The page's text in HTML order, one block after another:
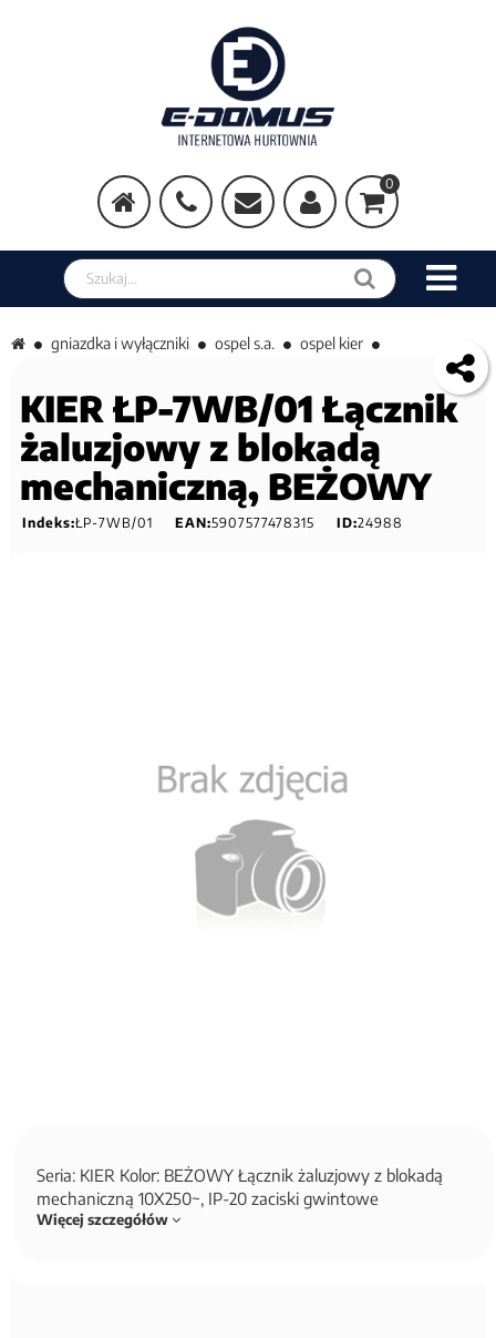
0
Szukaj w sklepie
gniazdka i wyłączniki ospel s.a. ospel kier
KIER ŁP-7WB/01 Łącznik
żaluzjowy z blokadą
mechaniczną, BEŻOWY
Indeks:ŁP-7WB/01 EAN:5907577478315 ID:24988
Seria: KIER Kolor: BEŻOWY Łącznik żaluzjowy z blokadą
mechaniczną 10X250~, IP-20 zaciski gwintowe
Więcej szczegółów